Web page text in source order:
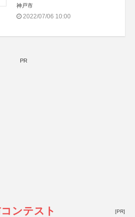
神戸市
2022/07/06 10:00
PR
ンテスト [PR]